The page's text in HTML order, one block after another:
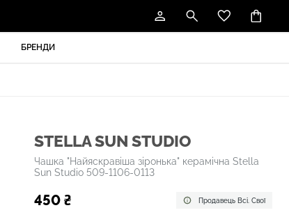
БРЕНДИ
STELLA SUN STUDIO
Чашка "Найяскравіша зіронька" керамічна Stella
Sun Studio 509-1106-0113
450 ₴ Продавець Всі. Свої